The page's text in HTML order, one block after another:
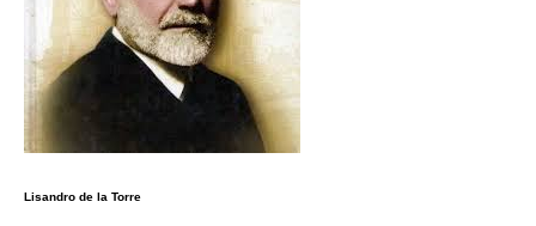
Lisandro de la Torre